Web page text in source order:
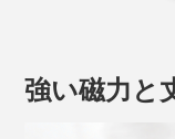
ぜひ『MaGdge
ださい。
強い磁力と